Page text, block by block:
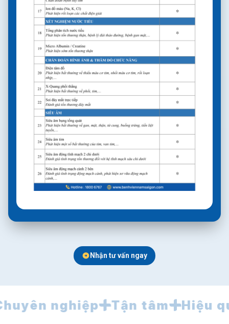
Nhận tư vấn ngay
nghiệp Tận tâm Hiệu